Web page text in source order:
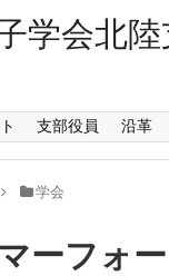
学会北陸
支部役員 沿革
学会
ーフォ